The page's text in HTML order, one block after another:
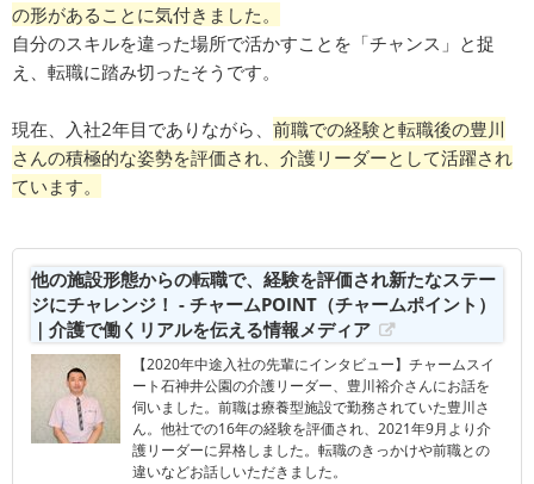
の形があることに気付きました。
自分のスキルを違った場所で活かすことを「チャンス」と捉
え、転職に踏み切ったそうです。
現在、入社2年目でありながら、 前職での経験と転職後の豊川
さんの積極的な姿勢を評価され、介護リーダーとして活躍され
ています。
他の施設形態からの転職で、経験を評価され新たなステー
ジにチャレンジ！ - チャームPOINT（チャームポイント）
｜介護で働くリアルを伝える情報メディア
【2020年中途入社の先輩にインタビュー】チャームスイ
ート石神井公園の介護リーダー、豊川裕介さんにお話を
伺いました。前職は療養型施設で勤務されていた豊川さ
ん。他社での16年の経験を評価され、2021年9月より介
護リーダーに昇格しました。転職のきっかけや前職との
違いなどお話しいただきました。